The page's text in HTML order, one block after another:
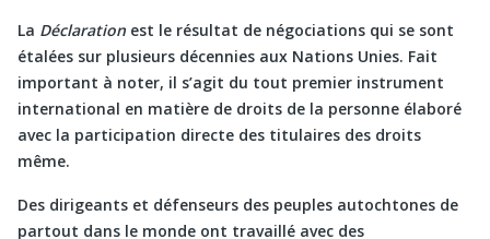
La Déclaration est le résultat de négociations qui se sont
étalées sur plusieurs décennies aux Nations Unies. Fait
important à noter, il s’agit du tout premier instrument
international en matière de droits de la personne élaboré
avec la participation directe des titulaires des droits
même.
Des dirigeants et défenseurs des peuples autochtones de
partout dans le monde ont travaillé avec des